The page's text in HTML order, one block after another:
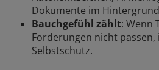
Dokumente im
Bauchgefühl zählt: Wenn
Forderungen nicht
Selbstschutz.